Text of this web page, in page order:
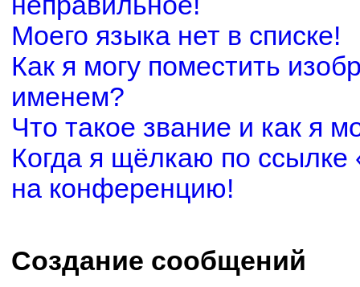
Моего языка нет в списке!
Как я могу поместить
именем?
Что такое звание и как я
Когда я щёлкаю по ссылке
на конференцию!
Создание сообщений